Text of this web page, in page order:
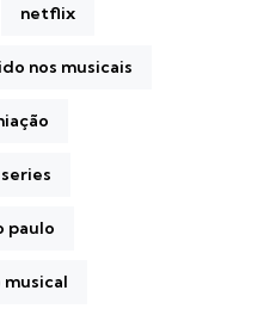
netflix
nos musicais
series
paulo